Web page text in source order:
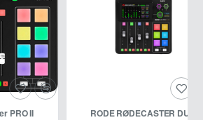
PRO II RODE RØDECASTER DUO